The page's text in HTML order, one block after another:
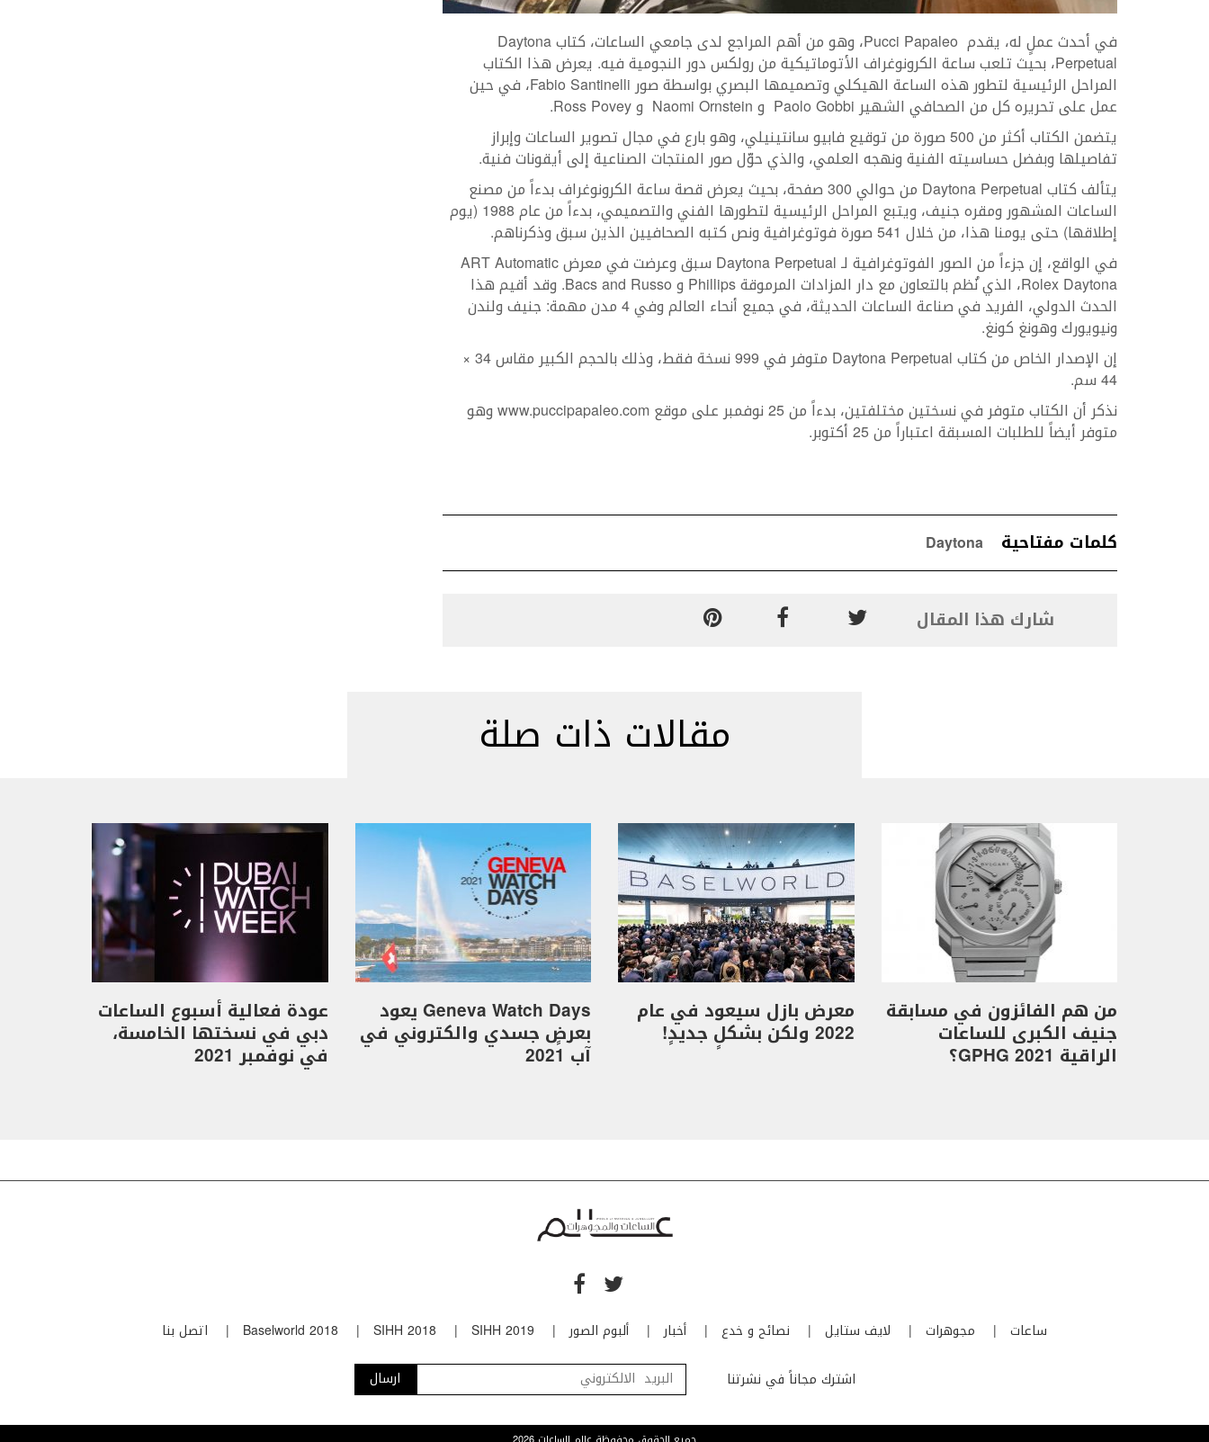
في أحدث عملٍ له، يقدم Pucci Papaleo، وهو من أهم المراجع لدى جامعي الساعات، كتاب Daytona
Perpetual، بحيث تلعب ساعة الكرونوغراف الأتوماتيكية من رولكس دور النجومية فيه. يعرض هذا الكتاب
المراحل الرئيسية لتطور هذه الساعة الهيكلي وتصميمها البصري بواسطة صور Fabio Santinelli، في حين
عمل على تحريره كل من الصحافي الشهير Paolo Gobbi و Naomi Ornstein و Ross Povey.
يتضمن الكتاب أكثر من 500 صورة من توقيع فابيو سانتينيلي، وهو بارع في مجال تصوير الساعات وإبراز
تفاصيلها وبفضل حساسيته الفنية ونهجه العلمي، والذي حوّل صور المنتجات الصناعية إلى أيقونات فنية.
يتألف كتاب Daytona Perpetual من حوالي 300 صفحة، بحيث يعرض قصة ساعة الكرونوغراف بدءاً من مصنع
الساعات المشهور ومقره جنيف، ويتبع المراحل الرئيسية لتطورها الفني والتصميمي، بدءاً من عام 1988 (يوم
إطلاقها) حتى يومنا هذا، من خلال 541 صورة فوتوغرافية ونص كتبه الصحافيين الذين سبق وذكرناهم.
في الواقع، إن جزءاً من الصور الفوتوغرافية لـ Daytona Perpetual سبق وعرضت في معرض ART Automatic
Rolex Daytona، الذي نُظم بالتعاون مع دار المزادات المرموقة Phillips و Bacs and Russo. وقد أقيم هذا
الحدث الدولي، الفريد في صناعة الساعات الحديثة، في جميع أنحاء العالم وفي 4 مدن مهمة: جنيف ولندن
ونيويورك وهونغ كونغ.
إن الإصدار الخاص من كتاب Daytona Perpetual متوفر في 999 نسخة فقط، وذلك بالحجم الكبير مقاس 34 ×
44 سم.
نذكر أن الكتاب متوفر في نسختين مختلفتين، بدءاً من 25 نوفمبر على موقع www.puccipapaleo.com وهو
متوفر أيضاً للطلبات المسبقة اعتباراً من 25 أكتوبر.
كلمات مفتاحية Daytona
شارك هذا المقال
مقالات ذات صلة
من هم الفائزون في مسابقة
جنيف الكبرى للساعات
الراقية GPHG 2021؟
معرض بازل سيعود في عام
2022 ولكن بشكلٍ جديدٍ!
Geneva Watch Days يعود
بعرضٍ جسدي والكتروني في
آب 2021
عودة فعالية أسبوع الساعات
دبي في نسختها الخامسة،
في نوفمبر 2021
ساعات مجوهرات لايف ستايل نصائح و خدع أخبار ألبوم الصور SIHH 2019
SIHH 2018
Baselworld 2018
اتصل بنا
اشترك مجاناً في نشرتنا